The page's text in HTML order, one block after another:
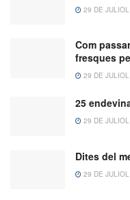
29 DE
Com
fresques
29 DE
25
29 DE
Dites del
29 DE